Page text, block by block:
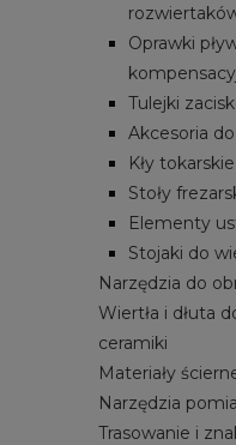
Oprawki
Tulejki
Akcesoria
Kły tokarskie
Stoły
Elementy
Stojaki do
Narzędzia do
Wiertła i dłuta
ceramiki
Materiały
Narzędzia
Trasowanie i